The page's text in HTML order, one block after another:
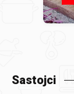
Sastojci